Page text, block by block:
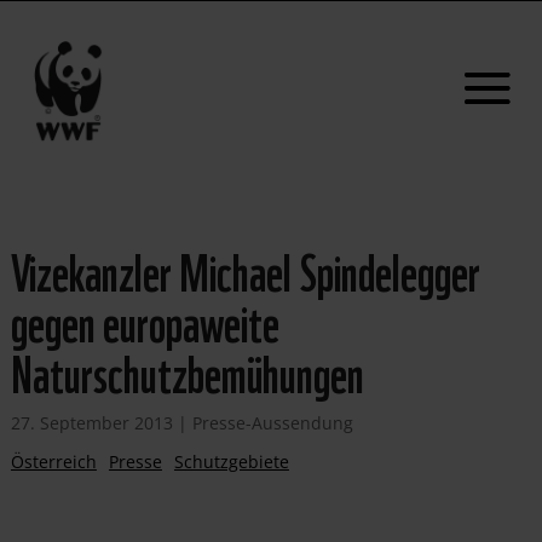
Vizekanzler Michael Spindelegger
gegen europaweite
Naturschutzbemühungen
27. September 2013 | Presse-Aussendung
Österreich
Presse Schutzgebiete